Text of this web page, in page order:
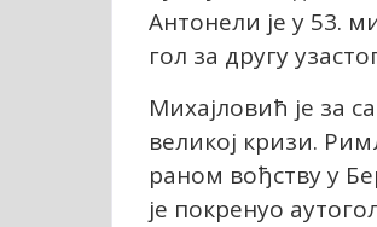
Антонели је у 53.
гол за другу
Михајловић је за
великој кризи.
раном вођству у
је покренуо